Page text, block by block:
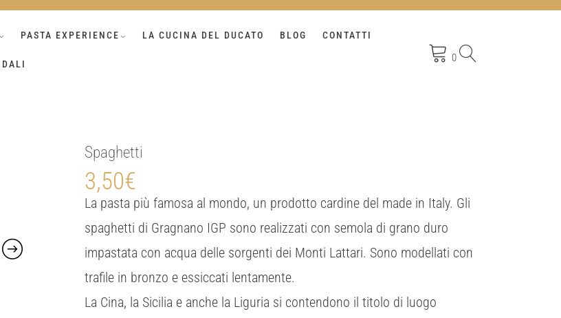
PASTA EXPERIENCE LA CUCINA DEL DUCATO BLOG CONTATTI
0
Spaghetti
3,50€
La pasta più famosa al mondo, un prodotto cardine del made in Italy. Gli
spaghetti di Gragnano IGP sono realizzati con semola di grano duro
impastata con acqua delle sorgenti dei Monti Lattari. Sono modellati con
trafile in bronzo e essiccati lentamente.
La Cina, la Sicilia e anche la Liguria si contendono il titolo di luogo